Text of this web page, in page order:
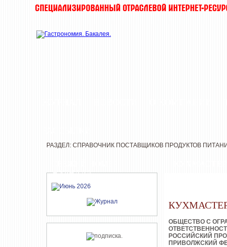
ЖУРНАЛА
РАЗДЕЛ: СПРАВОЧНИК ПОСТАВЩИКОВ ПРОДУКТОВ
ОБЩЕСТВО С
РОССИЙСКИЙ
ПРИВОЛЖСКИЙ